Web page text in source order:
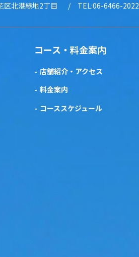
区北港緑地2丁目 TEL:06-6466-2022
コース・料金案内
店舗紹介・アクセス
料金案内
コーススケジュール